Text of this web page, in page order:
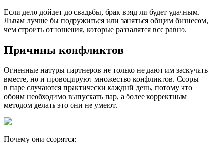
Если дело дойдет до свадьбы, брак вряд ли будет удачным.
Львам лучше бы подружиться или заняться общим бизнесом,
чем строить отношения, которые развалятся все равно.
Причины конфликтов
Огненные натуры партнеров не только не дают им заскучать
вместе, но и провоцируют множество конфликтов. Ссоры
в паре случаются практически каждый день, потому что
обоим необходимо выпускать пар, а более корректным
методом делать это они не умеют.
Почему они ссорятся: